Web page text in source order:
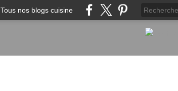
Tous nos blogs cuisine